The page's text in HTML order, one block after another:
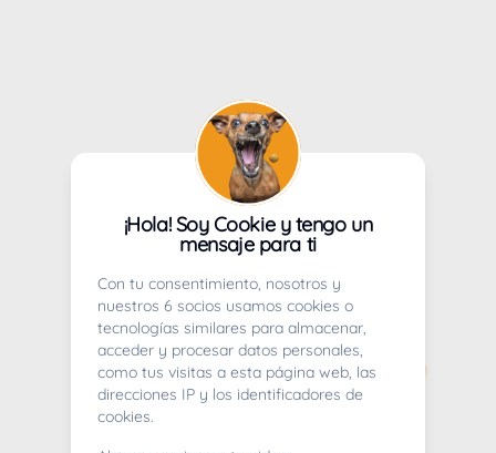
¡Hola! Soy Cookie y tengo un
mensaje para ti
Con tu consentimiento, nosotros y
nuestros 6 socios usamos cookies o
tecnologías similares para almacenar,
acceder y procesar datos personales,
como tus visitas a esta página web, las
direcciones IP y los identificadores de
cookies.